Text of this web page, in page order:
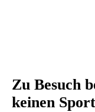
Zu Besuch
keinen